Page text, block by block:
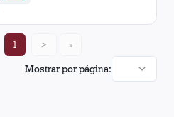
Mostrar por página:
1 > »